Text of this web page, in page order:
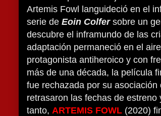
Artemis Fowl languideció en el
serie de Eoin Colfersobre un
descubre el inframundo de las
adaptación permaneció en el
protagonista antiheroico y con
más de una década, la película
fue rechazada por su asociación
retrasaron las fechas de
tanto, ARTEMIS FOWL (2020)